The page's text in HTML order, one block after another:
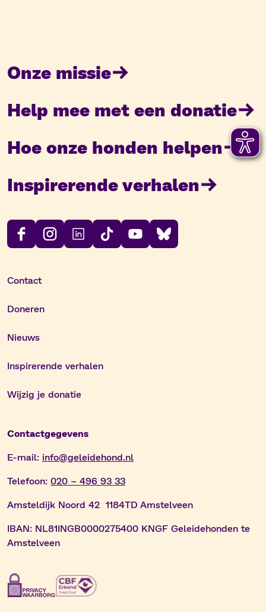
Onze missie
Help mee met een donatie
Hoe onze honden helpen
Inspirerende verhalen
Contact
Doneren
Nieuws
Inspirerende verhalen
Wijzig je donatie
Contactgegevens
E-mail: info@geleidehond.nl
Telefoon: 020 – 496 93 33
Amsteldijk Noord 42 1184TD Amstelveen
IBAN: NL81INGB0000275400 KNGF Geleidehonden te
Amstelveen